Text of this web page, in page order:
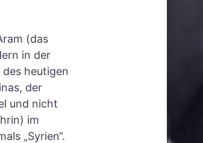
(das
in der
heutigen
der
und nicht
im
„Syrien“.